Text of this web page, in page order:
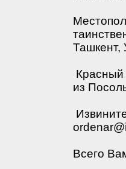
Ташкент,
Красный
из
Всего